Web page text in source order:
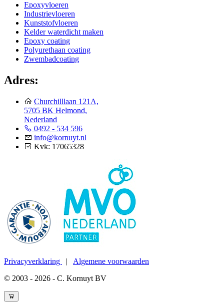
Epoxyvloeren
Industrievloeren
Kunststofvloeren
Kelder waterdicht maken
Epoxy coating
Polyurethaan coating
Zwembadcoating
Adres:
Churchilllaan 121A,
5705 BK Helmond,
Nederland
0492 - 534 596
info@kornuyt.nl
Kvk: 17065328
Privacyverklaring | Algemene voorwaarden
© 2003 - 2026 - C. Kornuyt BV